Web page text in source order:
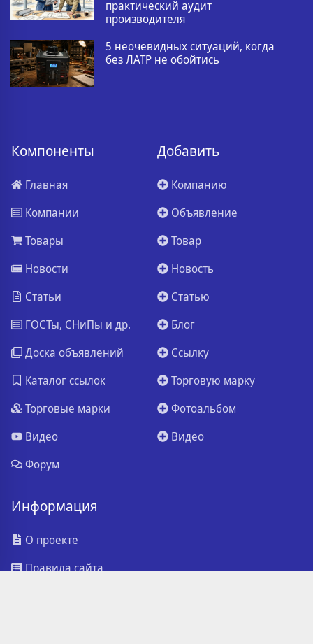
практический аудит
производителя
5 неочевидных ситуаций, когда
без ЛАТР не обойтись
Компоненты
Главная
Компании
Товары
Новости
Статьи
ГОСТы, СНиПы и др.
Доска объявлений
Каталог ссылок
Торговые марки
Видео
Форум
Добавить
Компанию
Объявление
Товар
Новость
Статью
Блог
Ссылку
Торговую марку
Фотоальбом
Видео
Информация
О проекте
Правила сайта